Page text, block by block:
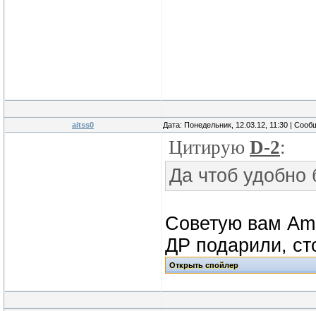
aitss0 Дата: Понедельник, 12.03.12, 11:30 |
Цитирую D-2:
Да чтоб удобно
Советую вам
ДР подарили,